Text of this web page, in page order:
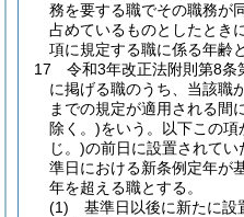
務を要する職でその職務が
占めているものとしたとき
項に規定する職に係る年齢
17
令和3年改正法附則第8条
に掲げる職のうち、当該職
までの規定が適用される間
除く。)をいう。以下この
じ。)の前日に設置されて
準日における新条例定年が
年を超える職とする。
(1)
基準日以後に新たに設